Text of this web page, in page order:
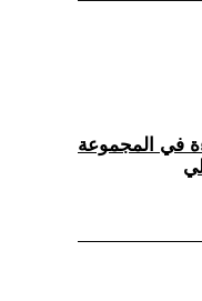
في المجموعة